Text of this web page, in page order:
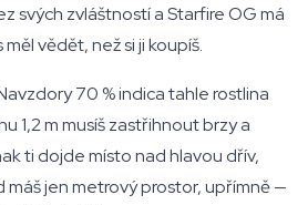
svých zvláštností a Starfire OG má
vědět, než si ji koupíš.
70 % indica tahle rostlina
1,2 m musíš zastřihnout brzy a
ti dojde místo nad hlavou dřív,
máš jen metrový prostor, upřímně —